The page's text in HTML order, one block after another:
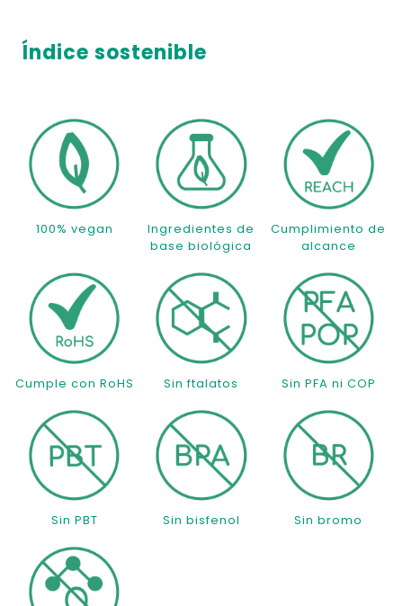
Índice sostenible
100% vegan
Ingredientes de
base biológica
Cumplimiento de
alcance
Cumple con RoHS Sin ftalatos Sin PFA ni COP
Sin PBT Sin bisfenol Sin bromo